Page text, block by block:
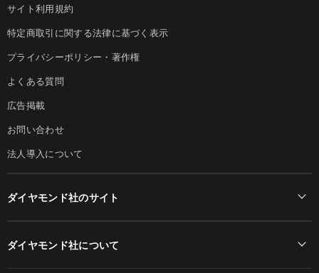
サイト利用規約
特定商取引に関する法律に基づく表示
プライバシーポリシー・著作権
よくある質問
広告掲載
お問い合わせ
法人導入について
ダイヤモンド社のサイト
ダイヤモンド社について